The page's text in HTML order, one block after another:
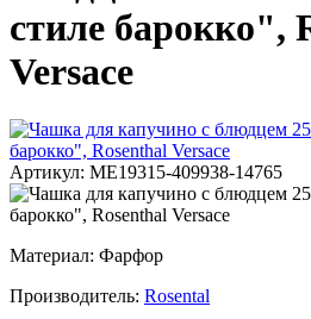
стиле барокко",
Versace
Артикул: ME19315-409938-14765
Материал: Фарфор
Производитель: Rosental